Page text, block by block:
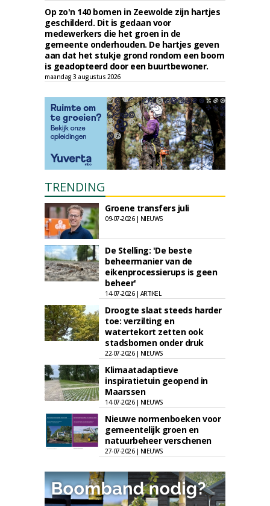
Op zo'n 140 bomen in Zeewolde zijn hartjes
geschilderd. Dit is gedaan voor
medewerkers die het groen in de
gemeente onderhouden. De hartjes geven
aan dat het stukje grond rondom een boom
is geadopteerd door een buurtbewoner.
maandag 3 augustus 2026
TRENDING
Groene transfers juli
09-07-2026 | NIEUWS
De Stelling: 'De beste
beheermanier van de
eikenprocessierups is geen
beheer'
14-07-2026 | ARTIKEL
Droogte slaat steeds harder
toe: verzilting en
watertekort zetten ook
stadsbomen onder druk
22-07-2026 | NIEUWS
Klimaatadaptieve
inspiratietuin geopend in
Maarssen
14-07-2026 | NIEUWS
Nieuwe normenboeken voor
gemeentelijk groen en
natuurbeheer verschenen
27-07-2026 | NIEUWS